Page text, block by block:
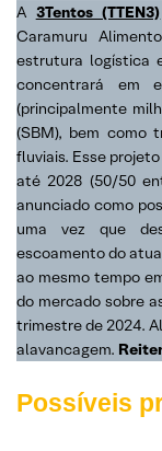
A 3Tentos (TTEN3)
Caramuru
estrutura logística
concentrará em
(principalmente
(SBM), bem como
fluviais. Esse
até 2028 (50/50
anunciado como
uma vez que
escoamento do
ao mesmo tempo
do mercado sobre
trimestre de 2024.
alavancagem.
Possíveis